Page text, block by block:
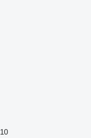
10